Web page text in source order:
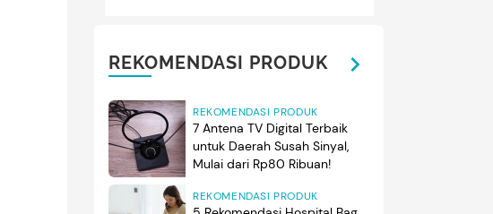
REKOMENDASI PRODUK
REKOMENDASI PRODUK
7 Antena TV Digital Terbaik
untuk Daerah Susah Sinyal,
Mulai dari Rp80 Ribuan!
REKOMENDASI PRODUK